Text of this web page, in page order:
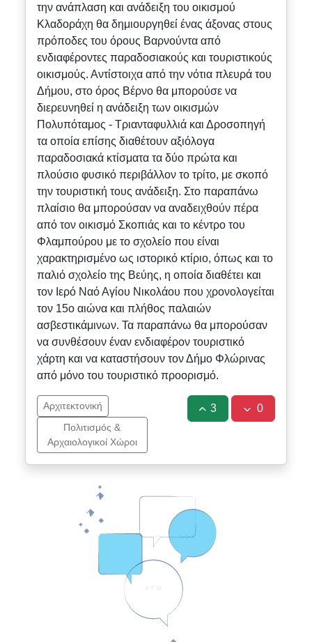
την ανάπλαση και ανάδειξη του οικισμού
Κλαδοράχη θα δημιουργηθεί ένας άξονας στους
πρόποδες του όρους Βαρνούντα από
ενδιαφέροντες παραδοσιακούς και τουριστικούς
οικισμούς. Αντίστοιχα από την νότια πλευρά του
Δήμου, στο όρος Βέρνο θα μπορούσε να
διερευνηθεί η ανάδειξη των οικισμών
Πολυπόταμος - Τριανταφυλλιά και Δροσοπηγή
τα οποία επίσης διαθέτουν αξιόλογα
παραδοσιακά κτίσματα τα δύο πρώτα και
πλούσιο φυσικό περιβάλλον το τρίτο, με σκοπό
την τουριστική τους ανάδειξη. Στο παραπάνω
πλαίσιο θα μπορούσαν να αναδειχθούν πέρα
από τον οικισμό Σκοπιάς και το κέντρο του
Φλαμπούρου με το σχολείο που είναι
χαρακτηρισμένο ως ιστορικό κτίριο, όπως και το
παλιό σχολείο της Βεύης, η οποία διαθέτει και
τον Ιερό Ναό Αγίου Νικολάου που χρονολογείται
τον 15ο αιώνα και πλήθος παλαιών
ασβεστικάμινων. Τα παραπάνω θα μπορούσαν
να συνθέσουν έναν ενδιαφέρον τουριστικό
χάρτη και να καταστήσουν τον Δήμο Φλώρινας
από μόνο του τουριστικό προορισμό.
Αρχιτεκτονική
Πολιτισμός &
Αρχαιολογικοί Χώροι
3 0